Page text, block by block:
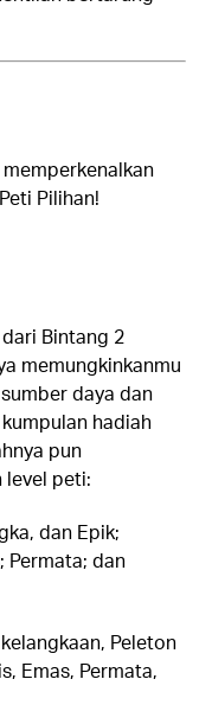
Pilihan!
Bintang 2
memungkinkanmu
daya dan
hadiah
pun
level peti:
dan Epik;
Permata; dan
Peleton
Emas, Permata,